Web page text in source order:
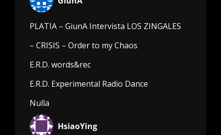
PLATIA – GiunA Intervista LOS ZINGALES
– CRISIS – Order to my Chaos
E.R.D. words&rec
E.R.D. Experimental Radio Dance
Nulla
HsiaoYing